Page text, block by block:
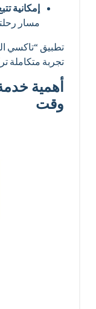
إمكانية
مسار
تطبيق “تاكسي
تجربة متكاملة
أهمية
وقت